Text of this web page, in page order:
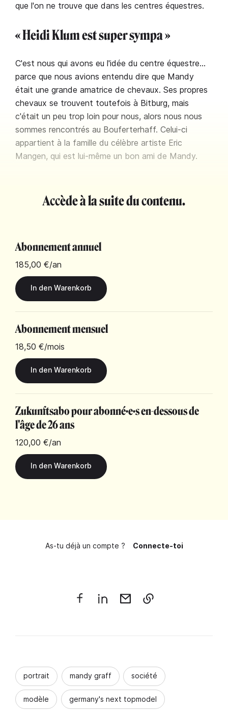
que l'on ne trouve que dans les centres équestres.
« Heidi Klum est super sympa »
C'est nous qui avons eu l'idée du centre équestre…
parce que nous avions entendu dire que Mandy
était une grande amatrice de chevaux. Ses propres
chevaux se trouvent toutefois à Bitburg, mais
c'était un peu trop loin pour nous, alors nous nous
sommes rencontrés au Bouferterhaff. Celui-ci
appartient à la famille du célèbre artiste Eric
Mangen, qui est lui-même un bon ami de Mandy.
Accède à la suite du contenu.
Abonnement annuel
185,00 €/an
Abonnement mensuel
18,50 €/mois
Zukunftsabo pour abonné·e·s en-dessous de
l'âge de 26 ans
120,00 €/an
As-tu déjà un compte ? Connecte-toi
portrait mandy graff société
modèle germany's next topmodel